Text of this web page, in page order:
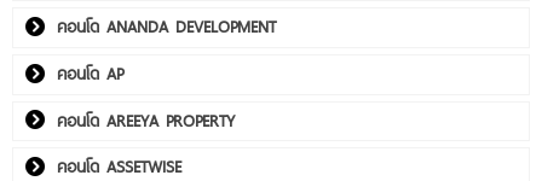
คอนโด ANANDA DEVELOPMENT
คอนโด AP
คอนโด AREEYA PROPERTY
คอนโด ASSETWISE